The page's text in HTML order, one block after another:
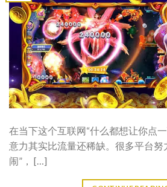
在当下这个互联网“什么都想让你点
意力其实比流量还稀缺。很多平台努
闹”， […]